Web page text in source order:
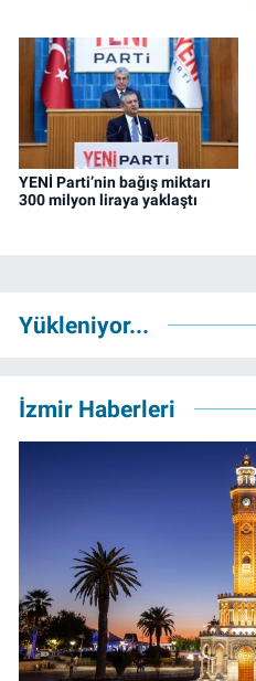
YENİ Parti’nin bağış miktarı
300 milyon liraya yaklaştı
Yükleniyor...
İzmir Haberleri